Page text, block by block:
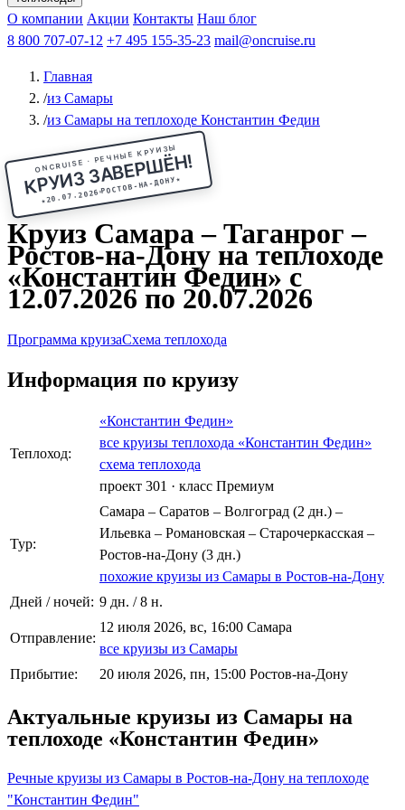
Чебоксарыиз Волгоградаиз Саратова Все города
КазаньВ Нижний НовгородВ ПермьВ Ростов-на-Дону
РыбинскНа СоловкиНа ВалаамПо ОкеПо Енисею
Афанасий Никитин Октябрьская революция
ФединАлександр СвешниковИван
МироновА.С.Попов
О компании Акции Контакты Наш блог
8 800 707-07-12 +7 495 155-35-23 mail@oncruise.ru
Главная
/из Самары
/из Самары на теплоходе Константин Федин
ONCRUISE · РЕЧНЫЕ КРУИЗЫ
КРУИЗ ЗАВЕРШЁН!
★20.07.2026
РОСТОВ-НА-ДОНУ★
Круиз Самара – Таганрог –
Ростов-на-Дону на теплоходе
«Константин Федин» с
12.07.2026 по 20.07.2026
Программа круизаСхема теплохода
Информация по круизу
Теплоход:
«Константин Федин»
все круизы теплохода «Константин Федин»
схема теплохода
проект 301 · класс Премиум
Тур:
Самара – Саратов – Волгоград (2 дн.) –
Ильевка – Романовская – Старочеркасская –
Ростов-на-Дону (3 дн.)
похожие круизы из Самары в Ростов-на-Дону
Дней / ночей: 9 дн. / 8 н.
Отправление:
12 июля 2026, вс, 16:00 Самара
все круизы из Самары
Прибытие:
20 июля 2026, пн, 15:00 Ростов-на-Дону
Актуальные круизы из Самары на
теплоходе «Константин Федин»
Речные круизы из Самары в Ростов-на-Дону на теплоходе
"Константин Федин"